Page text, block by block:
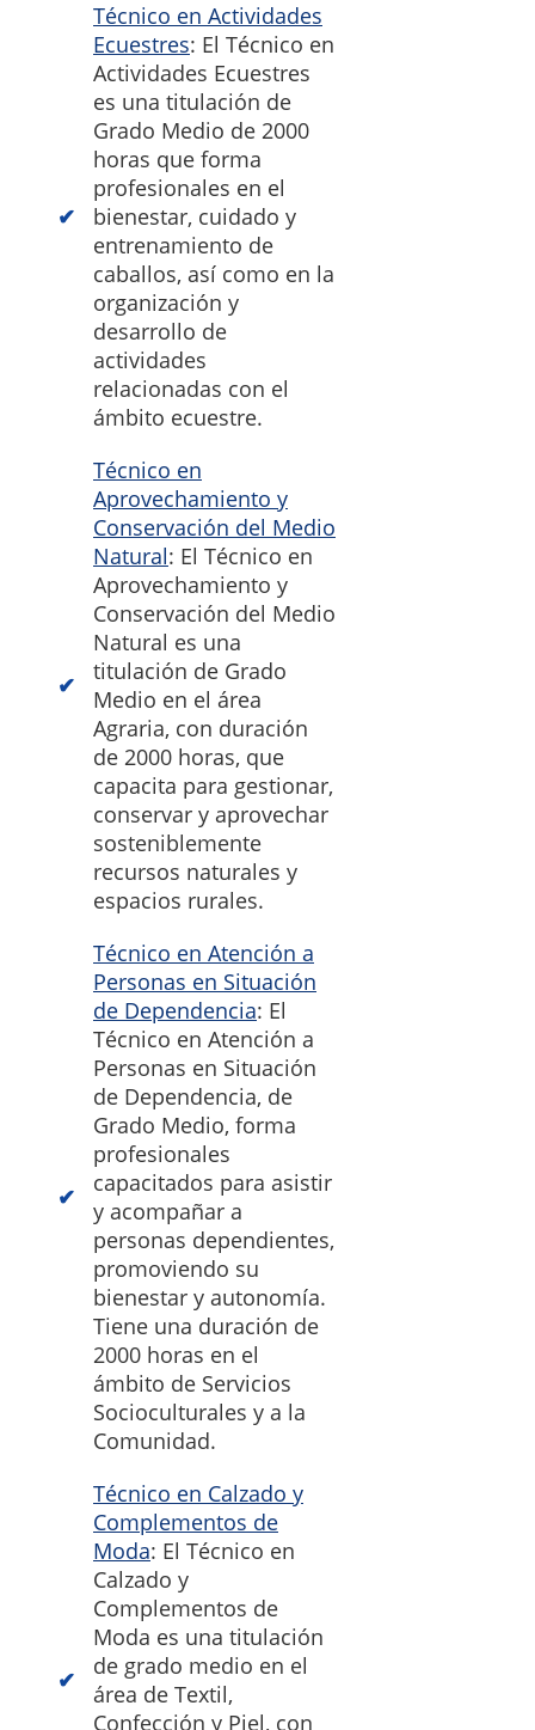
Técnico en Actividades
Ecuestres: El Técnico en
Actividades Ecuestres
es una titulación de
Grado Medio de 2000
horas que forma
profesionales en el
bienestar, cuidado y
entrenamiento de
caballos, así como en la
organización y
desarrollo de
actividades
relacionadas con el
ámbito ecuestre.
Técnico en
Aprovechamiento y
Conservación del Medio
Natural: El Técnico en
Aprovechamiento y
Conservación del Medio
Natural es una
titulación de Grado
Medio en el área
Agraria, con duración
de 2000 horas, que
capacita para gestionar,
conservar y aprovechar
sosteniblemente
recursos naturales y
espacios rurales.
Técnico en Atención a
Personas en Situación
de Dependencia: El
Técnico en Atención a
Personas en Situación
de Dependencia, de
Grado Medio, forma
profesionales
capacitados para asistir
y acompañar a
personas dependientes,
promoviendo su
bienestar y autonomía.
Tiene una duración de
2000 horas en el
ámbito de Servicios
Socioculturales y a la
Comunidad.
Técnico en Calzado y
Complementos de
Moda: El Técnico en
Calzado y
Complementos de
Moda es una titulación
de grado medio en el
área de Textil,
Confección y Piel, con